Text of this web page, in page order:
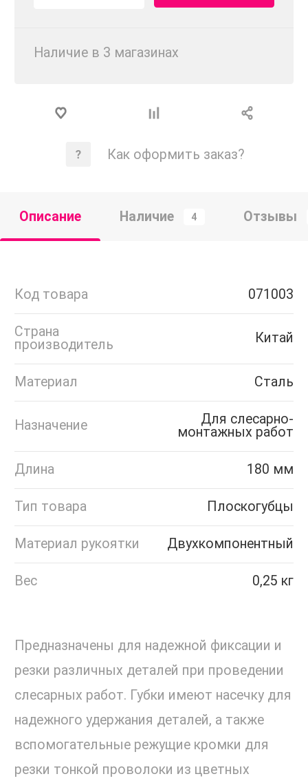
Наличие в 3 магазинах
Как оформить заказ?
Описание Наличие 4 Отзывы
Код товара 071003
Страна
производитель
Китай
Материал Сталь
Назначение
Для слесарно-
монтажных работ
Длина 180 мм
Тип товара Плоскогубцы
Материал рукоятки Двухкомпонентный
Вес 0,25 кг
Предназначены для надежной фиксации и
резки различных деталей при проведении
слесарных работ. Губки имеют насечку для
надежного удержания деталей, а также
вспомогательные режущие кромки для
резки тонкой проволоки из цветных